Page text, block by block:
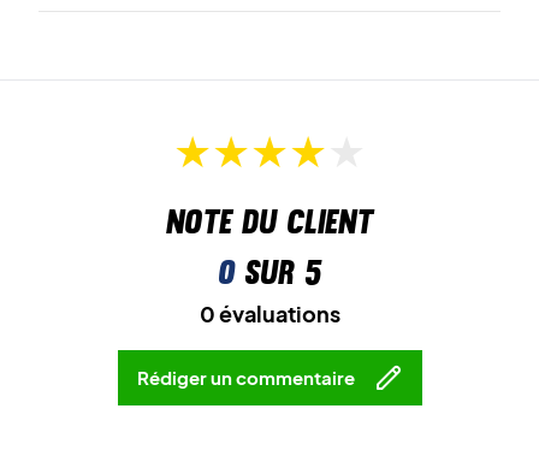
Matériau : 92% polyester, 8% élasthanne.
Note du client
0sur 5
0 évaluations
Rédiger un commentaire